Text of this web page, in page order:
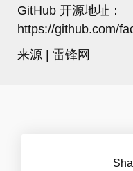
GitHub 开源地址：
https://github.com/
来源 | 雷锋网